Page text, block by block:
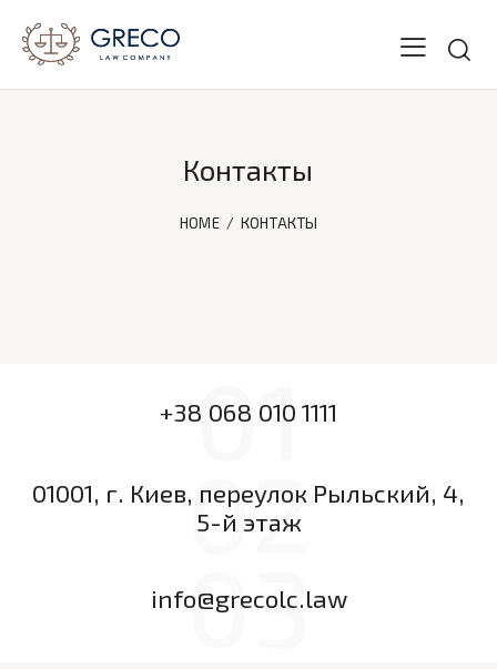
Контакты
HOME КОНТАКТЫ
01
+38 068 010 1111
02
01001, г. Киев, переулок Рыльский, 4,
5-й этаж
03
info@grecolc.law